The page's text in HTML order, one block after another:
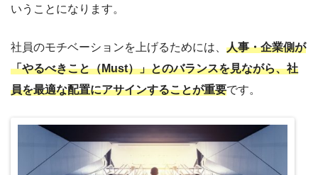
いうことになります。
社員のモチベーションを上げるためには、 人事・企業側が
「やるべきこと（Must）」とのバランスを見ながら、社
員を最適な配置にアサインすることが重要です。